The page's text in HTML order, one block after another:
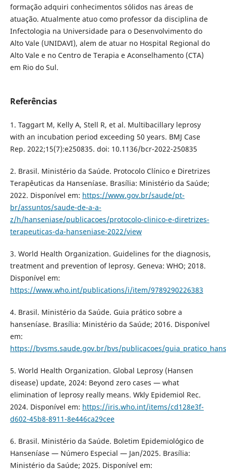
formação adquiri conhecimentos sólidos nas áreas de
atuação. Atualmente atuo como professor da disciplina de
Infectologia na Universidade para o Desenvolvimento do
Alto Vale (UNIDAVI), alem de atuar no Hospital Regional do
Alto Vale e no Centro de Terapia e Aconselhamento (CTA)
em Rio do Sul.
Referências
1. Taggart M, Kelly A, Stell R, et al. Multibacillary leprosy
with an incubation period exceeding 50 years. BMJ Case
Rep. 2022;15(7):e250835. doi: 10.1136/bcr-2022-250835
2. Brasil. Ministério da Saúde. Protocolo Clínico e Diretrizes
Terapêuticas da Hanseníase. Brasília: Ministério da Saúde;
2022. Disponível em: https://www.gov.br/saude/pt-
br/assuntos/saude-de-a-a-
z/h/hanseniase/publicacoes/protocolo-clinico-e-diretrizes-
terapeuticas-da-hanseniase-2022/view
3. World Health Organization. Guidelines for the diagnosis,
treatment and prevention of leprosy. Geneva: WHO; 2018.
Disponível em:
https://www.who.int/publications/i/item/9789290226383
4. Brasil. Ministério da Saúde. Guia prático sobre a
hanseníase. Brasília: Ministério da Saúde; 2016. Disponível
em:
https://bvsms.saude.gov.br/bvs/publicacoes/
5. World Health Organization. Global Leprosy (Hansen
disease) update, 2024: Beyond zero cases — what
elimination of leprosy really means. Wkly Epidemiol Rec.
2024. Disponível em: https://iris.who.int/items/cd128e3f-
d602-45b8-8911-8e446ca29cee
6. Brasil. Ministério da Saúde. Boletim Epidemiológico de
Hanseníase — Número Especial — Jan/2025. Brasília:
Ministério da Saúde; 2025. Disponível em: